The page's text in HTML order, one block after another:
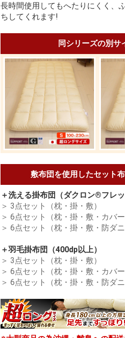
長時間使用してもへたりにくく、
ちしてくれます!
同シリーズの別サ
敷布団を使用したセット
＋洗える掛布団（ダクロン®フレッ
＞ 3点セット（枕・掛・敷）
＞ 6点セット（枕・掛・敷・カバー
＞ 6点セット（枕・掛・敷・防ダニ
＋羽毛掛布団（400dp以上）
＞ 3点セット（枕・掛・敷）
＞ 6点セット（枕・掛・敷・カバー
＞ 6点セット（枕・掛・敷・防ダニ